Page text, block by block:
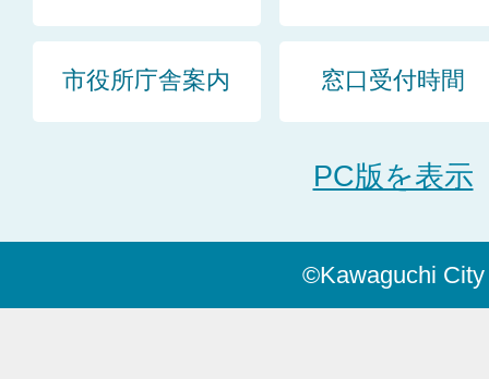
市役所庁舎案内 窓口受付時間
PC版を表示
©Kawaguchi City